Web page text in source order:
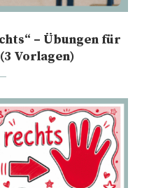
– Übungen für
Vorlagen)